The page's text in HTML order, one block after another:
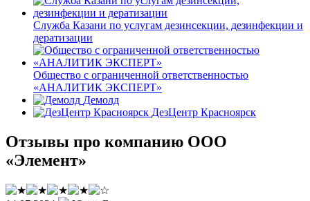
Служба Казани по услугам дезинсекции, дезинфекции и
дератизации
Общество с ограниченной ответственностью
«АНАЛИТИК ЭКСПЕРТ»
Демолд
ДезЦентр Красноярск
Отзывы про компанию ООО
«Элемент»